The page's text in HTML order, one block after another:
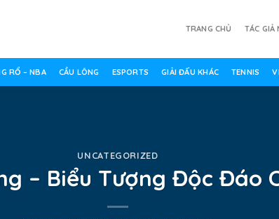
TRANG CHỦ TÁC GIẢ
RỔ – NBA CẦU LÔNG ESPORTS GIẢI ĐẤU KHÁC TENNIS
UNCATEGORIZED
– Biểu Tượng Độc Đáo